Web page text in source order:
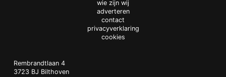
wie zijn wij
adverteren
contact
privacyverklaring
cookies
Doof.nl
work
Rembrandtlaan 4
3723 BJ Bilthoven